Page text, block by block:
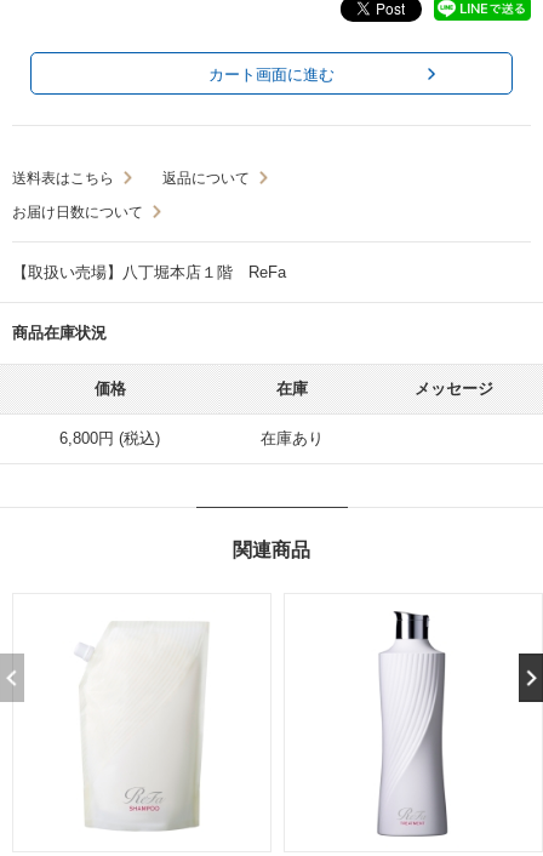
カート画面に進む
送料表はこちら
返品について
お届け日数について
【取扱い売場】八丁堀本店１階 ReFa
商品在庫状況
価格 在庫 メッセージ
6,800円 (税込) 在庫あり
関連商品